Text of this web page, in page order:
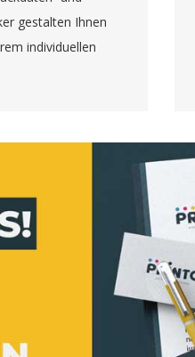
gestalten Ihnen
individuellen